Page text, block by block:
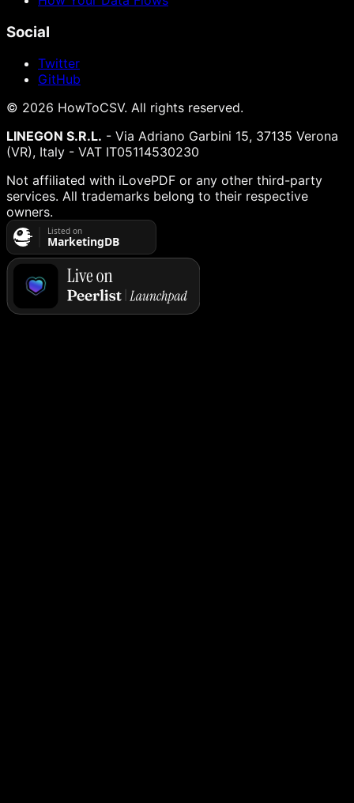
Social
Twitter
GitHub
© 2026 HowToCSV. All rights reserved.
LINEGON S.R.L. - Via Adriano Garbini 15, 37135 Verona
(VR), Italy - VAT IT05114530230
Not affiliated with iLovePDF or any other third-party
services. All trademarks belong to their respective
owners.